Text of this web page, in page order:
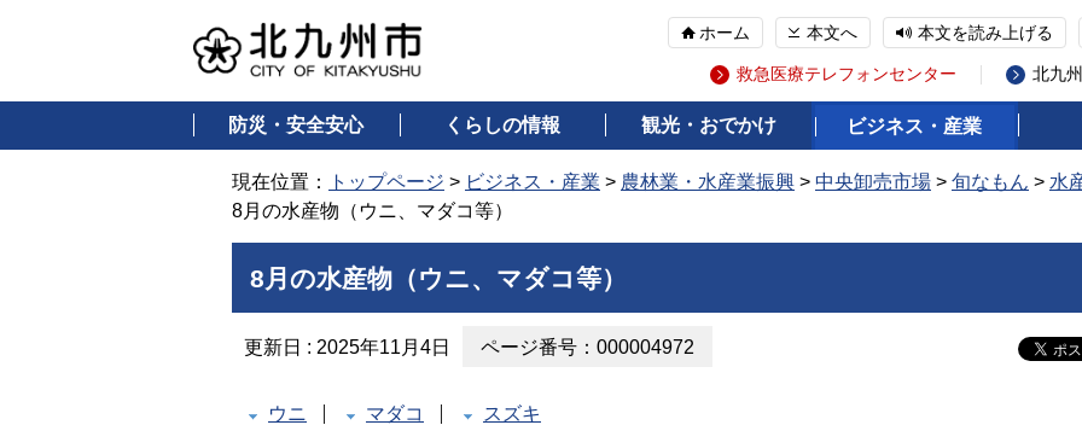
ホーム 本文へ 本文を読み上げる
救急医療テレフォンセンター 北九
防災・安全安心 くらしの情報 観光・おでかけ ビジネス・産業
現在位置： トップページ > ビジネス・産業 > 農林業・水産業振興 > 中央卸売市場 > 旬なもん > 水
8月の水産物（ウニ、マダコ等）
8月の水産物（ウニ、マダコ等）
更新日 : 2025年11月4日 ページ番号：000004972
ウニ マダコ スズキ